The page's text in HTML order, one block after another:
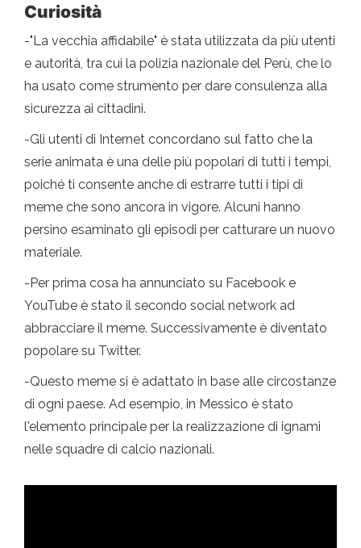
Curiosità
-"La vecchia affidabile" è stata utilizzata da più utenti
e autorità, tra cui la polizia nazionale del Perù, che lo
ha usato come strumento per dare consulenza alla
sicurezza ai cittadini.
-Gli utenti di Internet concordano sul fatto che la
serie animata è una delle più popolari di tutti i tempi,
poiché ti consente anche di estrarre tutti i tipi di
meme che sono ancora in vigore. Alcuni hanno
persino esaminato gli episodi per catturare un nuovo
materiale.
-Per prima cosa ha annunciato su Facebook e
YouTube è stato il secondo social network ad
abbracciare il meme. Successivamente è diventato
popolare su Twitter.
-Questo meme si è adattato in base alle circostanze
di ogni paese. Ad esempio, in Messico è stato
l'elemento principale per la realizzazione di ignami
nelle squadre di calcio nazionali.